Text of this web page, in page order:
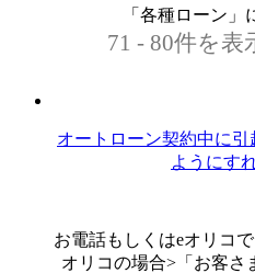
「各種ローン」
71 - 80件を表
オートローン契約中に
ようにす
お電話もしくはeオリコ
オリコの場合>「お客さ